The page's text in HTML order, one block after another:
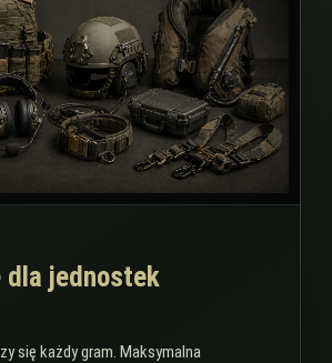
dla jednostek
się każdy gram. Maksymalna